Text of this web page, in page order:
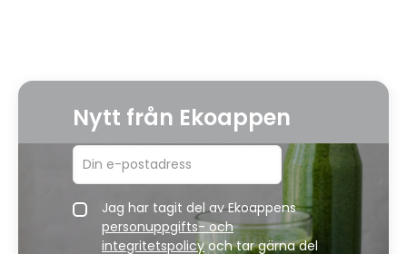
Nytt från Ekoappen
Jag har tagit del av Ekoappens
personuppgifts- och
integritetspolicyoch tar gärna del